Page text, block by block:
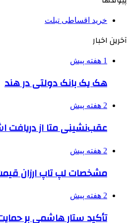
خرید اقساطی تبلت
آخرین اخبار
1 هفته پیش
هک یک بانک دولتی در هند
2 هفته پیش
عقب‌نشینی متا از دریافت
2 هفته پیش
مشخصات لپ تاپ ارزان
2 هفته پیش
تأکید ستار هاشمی بر